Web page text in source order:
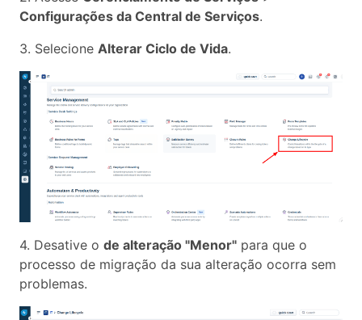
Configurações da Central de Serviços.
3. Selecione Alterar Ciclo de Vida.
4. Desative o de alteração "Menor" para que o
processo de migração da sua alteração ocorra sem
problemas.